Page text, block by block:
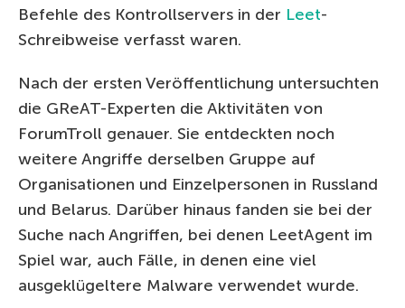
Befehle des Kontrollservers in der Leet-
Schreibweise verfasst waren.
Nach der ersten Veröffentlichung untersuchten
die GReAT-Experten die Aktivitäten von
ForumTroll genauer. Sie entdeckten noch
weitere Angriffe derselben Gruppe auf
Organisationen und Einzelpersonen in Russland
und Belarus. Darüber hinaus fanden sie bei der
Suche nach Angriffen, bei denen LeetAgent im
Spiel war, auch Fälle, in denen eine viel
ausgeklügeltere Malware verwendet wurde.